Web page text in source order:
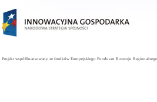
Projekt współfinansowany ze środków Europejskiego Funduszu Rozwoju